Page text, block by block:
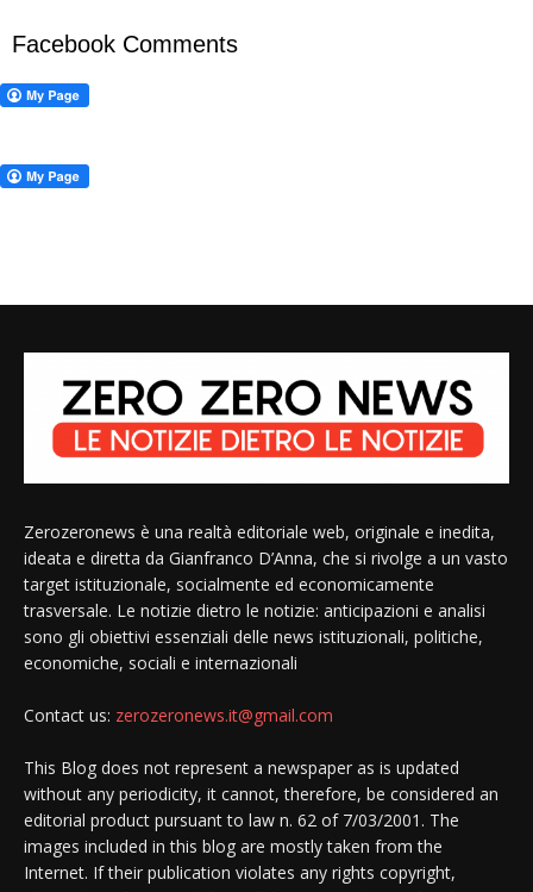
Facebook Comments
Zerozeronews è una realtà editoriale web, originale e inedita,
ideata e diretta da Gianfranco D’Anna, che si rivolge a un vasto
target istituzionale, socialmente ed economicamente
trasversale. Le notizie dietro le notizie: anticipazioni e analisi
sono gli obiettivi essenziali delle news istituzionali, politiche,
economiche, sociali e internazionali
Contact us: zerozeronews.it@gmail.com
This Blog does not represent a newspaper as is updated
without any periodicity, it cannot, therefore, be considered an
editorial product pursuant to law n. 62 of 7/03/2001. The
images included in this blog are mostly taken from the
Internet. If their publication violates any rights copyright,